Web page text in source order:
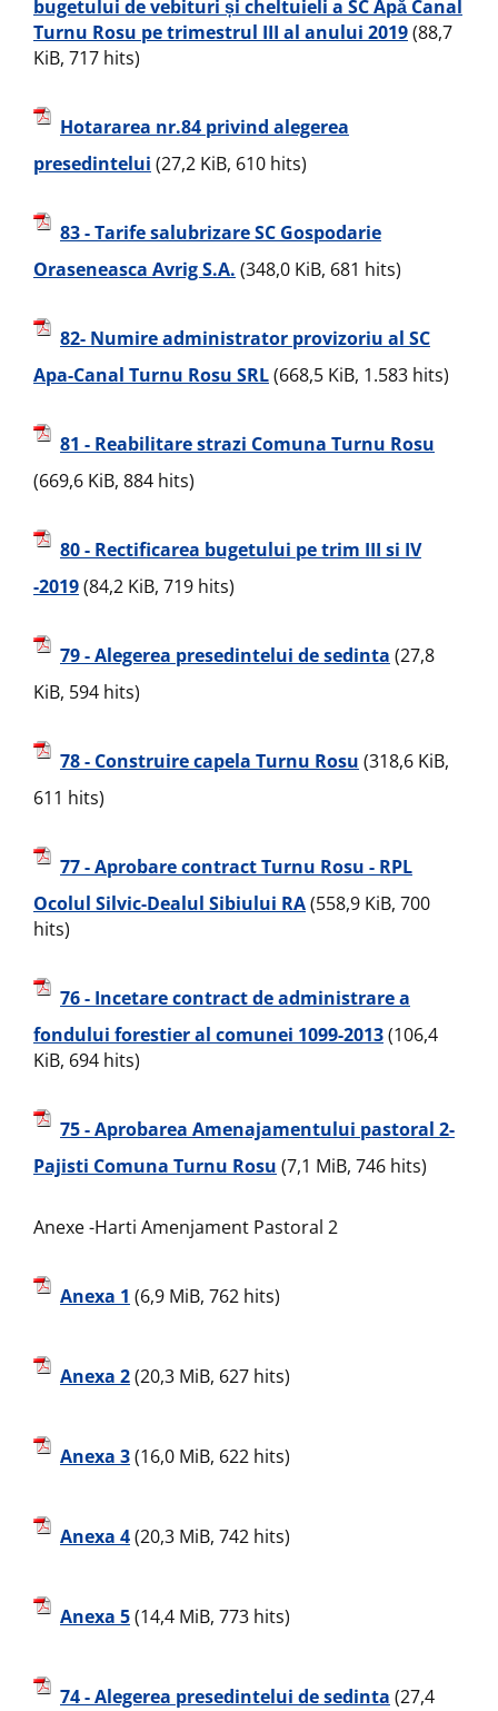
bugetului de vebituri și cheltuieli a SC Apă Canal
Turnu Rosu pe trimestrul III al anului 2019(88,7
KiB, 717 hits)
Hotararea nr.84 privind alegerea
presedintelui (27,2 KiB, 610 hits)
83 - Tarife salubrizare SC Gospodarie
Oraseneasca Avrig S.A. (348,0 KiB, 681 hits)
82- Numire administrator provizoriu al SC
Apa-Canal Turnu Rosu SRL(668,5 KiB, 1.583 hits)
81 - Reabilitare strazi Comuna Turnu Rosu
(669,6 KiB, 884 hits)
80 - Rectificarea bugetului pe trim III si IV
-2019(84,2 KiB, 719 hits)
79 - Alegerea presedintelui de sedinta (27,8
KiB, 594 hits)
78 - Construire capela Turnu Rosu (318,6 KiB,
611 hits)
77 - Aprobare contract Turnu Rosu - RPL
Ocolul Silvic-Dealul Sibiului RA(558,9 KiB, 700
hits)
76 - Incetare contract de administrare a
fondului forestier al comunei 1099-2013(106,4
KiB, 694 hits)
75 - Aprobarea Amenajamentului pastoral 2-
Pajisti Comuna Turnu Rosu (7,1 MiB, 746 hits)
Anexe -Harti Amenjament Pastoral 2
Anexa 1 (6,9 MiB, 762 hits)
Anexa 2(20,3 MiB, 627 hits)
Anexa 3(16,0 MiB, 622 hits)
Anexa 4(20,3 MiB, 742 hits)
Anexa 5(14,4 MiB, 773 hits)
74 - Alegerea presedintelui de sedinta (27,4